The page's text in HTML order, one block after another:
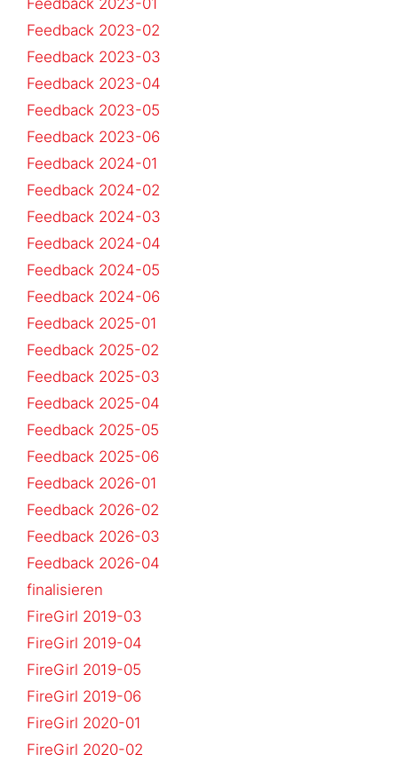
Feedback 2023-01
Feedback 2023-02
Feedback 2023-03
Feedback 2023-04
Feedback 2023-05
Feedback 2023-06
Feedback 2024-01
Feedback 2024-02
Feedback 2024-03
Feedback 2024-04
Feedback 2024-05
Feedback 2024-06
Feedback 2025-01
Feedback 2025-02
Feedback 2025-03
Feedback 2025-04
Feedback 2025-05
Feedback 2025-06
Feedback 2026-01
Feedback 2026-02
Feedback 2026-03
Feedback 2026-04
finalisieren
FireGirl 2019-03
FireGirl 2019-04
FireGirl 2019-05
FireGirl 2019-06
FireGirl 2020-01
FireGirl 2020-02